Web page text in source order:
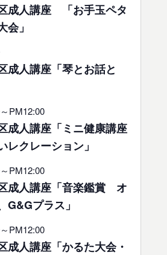
成人講座 「お手玉ペタ
会」
成人講座「琴とお話と
～PM12:00
成人講座「ミニ健康講座
レクレーション」
～PM12:00
成人講座「音楽鑑賞 オ
G&Gプラス」
～PM12:00
成人講座「かるた大会・